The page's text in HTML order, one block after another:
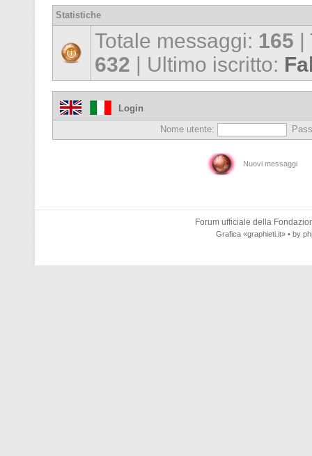
Statistiche
Totale messaggi: 165 |
632 | Ultimo iscritto:
Login
Nome utente:
Nuovi messaggi
Forum ufficiale della
Grafica «graphieti.it» • by